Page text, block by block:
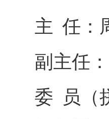
主 任：
副主任
委
员（